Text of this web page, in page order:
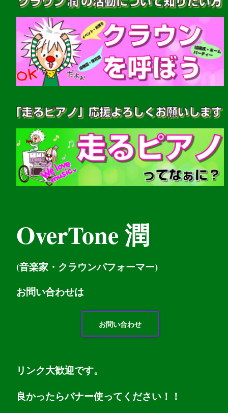
OverTone 潤
(音楽家・クラウンパフォーマー)
お問い合わせは
お問い合わせ
リンク大歓迎です。
良かったらバナー使ってください！！